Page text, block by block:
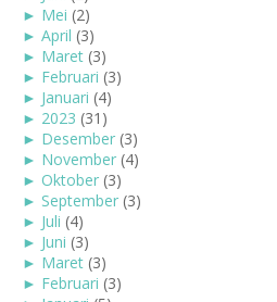
► Mei (2)
► April (3)
► Maret (3)
► Februari (3)
► Januari (4)
► 2023 (31)
► Desember (3)
► November (4)
► Oktober (3)
► September (3)
► Juli (4)
► Juni (3)
► Maret (3)
► Februari (3)